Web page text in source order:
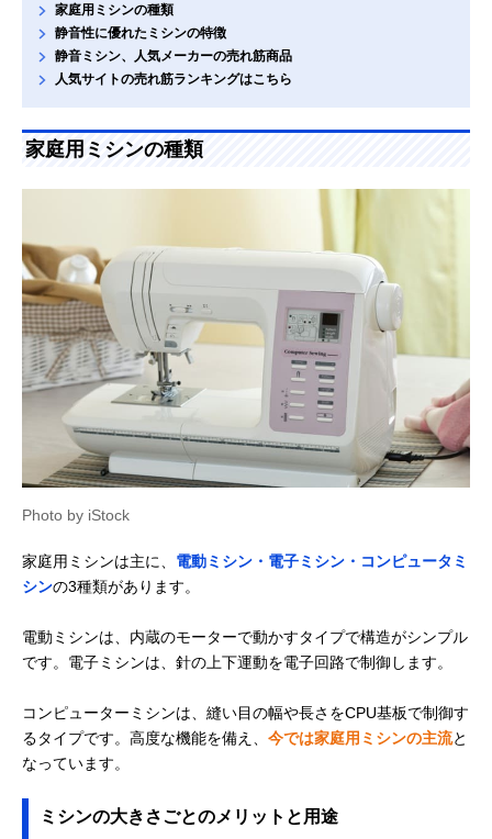
家庭用ミシンの種類
静音性に優れたミシンの特徴
静音ミシン、人気メーカーの売れ筋商品
人気サイトの売れ筋ランキングはこちら
家庭用ミシンの種類
Photo by iStock
家庭用ミシンは主に、 電動ミシン・電子ミシン・コンピュータミ
シンの3種類があります。
電動ミシンは、内蔵のモーターで動かすタイプで構造がシンプル
です。電子ミシンは、針の上下運動を電子回路で制御します。
コンピューターミシンは、縫い目の幅や長さをCPU基板で制御す
るタイプです。高度な機能を備え、 今では家庭用ミシンの主流と
なっています。
ミシンの大きさごとのメリットと用途